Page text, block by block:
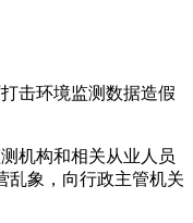
击环境监测数据造假
机构和相关从业人员
乱象，向行政主管机关